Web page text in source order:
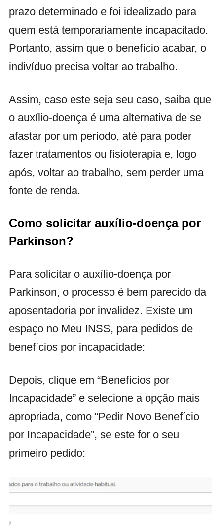
prazo determinado e foi idealizado para
quem está temporariamente incapacitado.
Portanto, assim que o benefício acabar, o
indivíduo precisa voltar ao trabalho.
Assim, caso este seja seu caso, saiba que
o auxílio-doença é uma alternativa de se
afastar por um período, até para poder
fazer tratamentos ou fisioterapia e, logo
após, voltar ao trabalho, sem perder uma
fonte de renda.
Como solicitar auxílio-doença por
Parkinson?
Para solicitar o auxílio-doença por
Parkinson, o processo é bem parecido da
aposentadoria por invalidez. Existe um
espaço no Meu INSS, para pedidos de
benefícios por incapacidade:
Depois, clique em “Benefícios por
Incapacidade” e selecione a opção mais
apropriada, como “Pedir Novo Benefício
por Incapacidade”, se este for o seu
primeiro pedido: